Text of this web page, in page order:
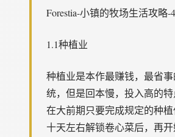
Forestia-小镇的牧场生活攻略
1.1种植业
种植业是本作最赚钱，最省
统，但是回本慢，投入高的
在大前期只要完成规定的种植
十天左右解锁卷心菜后，再